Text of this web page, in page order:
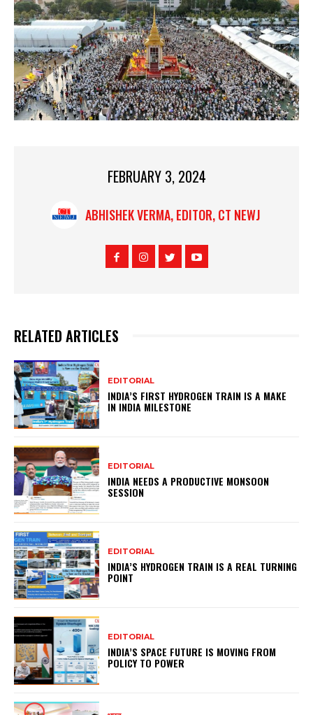
FEBRUARY 3, 2024
ABHISHEK VERMA, EDITOR, CT NEWJ
RELATED ARTICLES
EDITORIAL
INDIA’S FIRST HYDROGEN TRAIN IS A MAKE
IN INDIA MILESTONE
EDITORIAL
INDIA NEEDS A PRODUCTIVE MONSOON
SESSION
EDITORIAL
INDIA’S HYDROGEN TRAIN IS A REAL TURNING
POINT
EDITORIAL
INDIA’S SPACE FUTURE IS MOVING FROM
POLICY TO POWER